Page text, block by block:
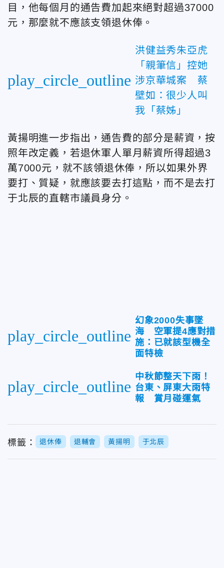
目，他每個月的通告費加起來絕對超過37000
元，那麼就不應該支領退休俸。
play_circle_outline
洪健益秀朱亞虎
「親筆信」控她
涉京華城案 蔡
壁如：很少人叫
我「蔡姊」
黃揚明進一步指出，通告費的部分是薪資，按
照年改定義，若退休軍人單月薪資所得超過3
萬7000元，就不該領退休俸，所以如果外界
要打、質疑，就應該要去打這點，而不是去打
于北辰的直轄市議員身分。
play_circle_outline
幻象2000失事墜
海 空軍提4應對措
施：已就該型機全
面特檢
play_circle_outline
中秋節整天下雨！
台東、屏東大雨特
報 賞月碰運氣
標籤： 退休俸 退輔會 黃揚明 于北辰